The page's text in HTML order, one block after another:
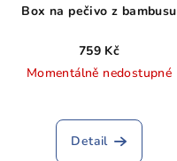
Box na pečivo z bambusu
759 Kč
Momentálně nedostupné
Detail